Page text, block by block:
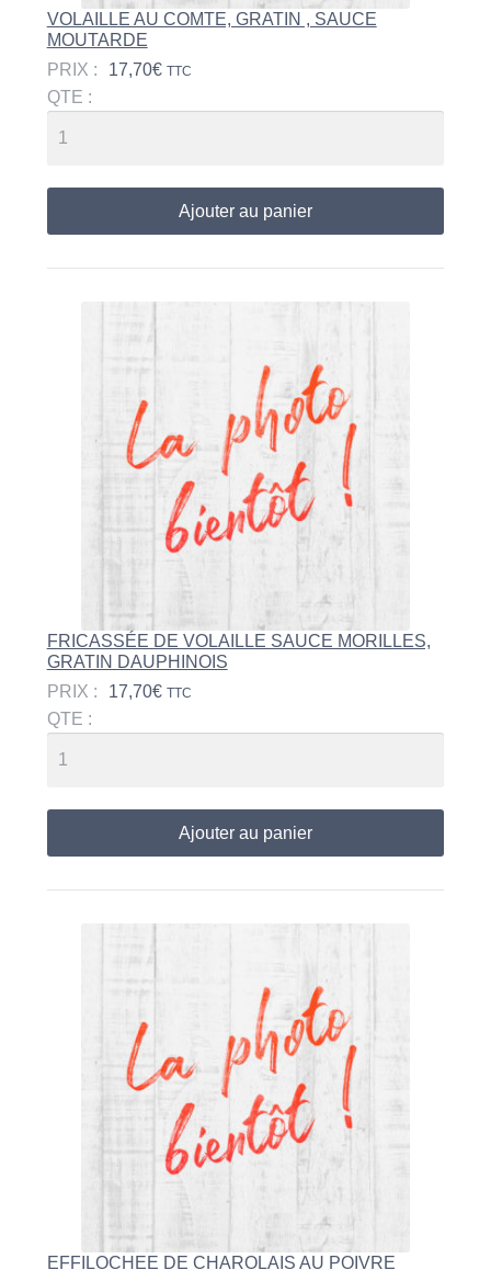
VOLAILLE AU COMTE, GRATIN , SAUCE
MOUTARDE
PRIX :
17,70€ TTC
QTE :
Ajouter au panier
FRICASSÉE DE VOLAILLE SAUCE MORILLES,
GRATIN DAUPHINOIS
PRIX :
17,70€ TTC
QTE :
Ajouter au panier
EFFILOCHEE DE CHAROLAIS AU POIVRE